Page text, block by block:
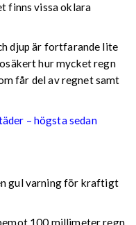
finns vissa oklara
djup är fortfarande lite
hur mycket regn
får del av regnet samt
– högsta sedan
gul varning för kraftigt
100 millimeter regn